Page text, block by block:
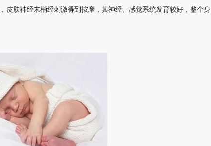
肤神经末梢经刺激得到按摩，其神经、感觉系统发育较好，整个身